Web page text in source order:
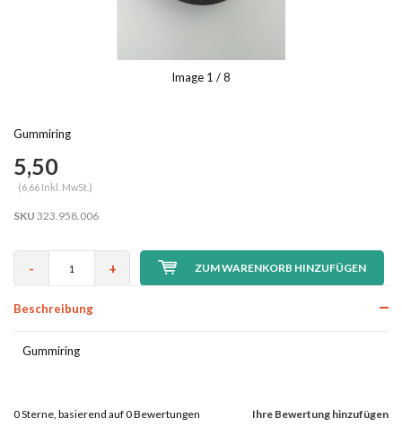
Image 1 / 8
Gummiring
5,50
(6,66 Inkl. MwSt.)
SKU 323.958.006
- + ZUM WARENKORB HINZUFÜGEN
Beschreibung
Gummiring
Ihre Bewertung hinzufügen
0Sterne, basierend auf0Bewertungen